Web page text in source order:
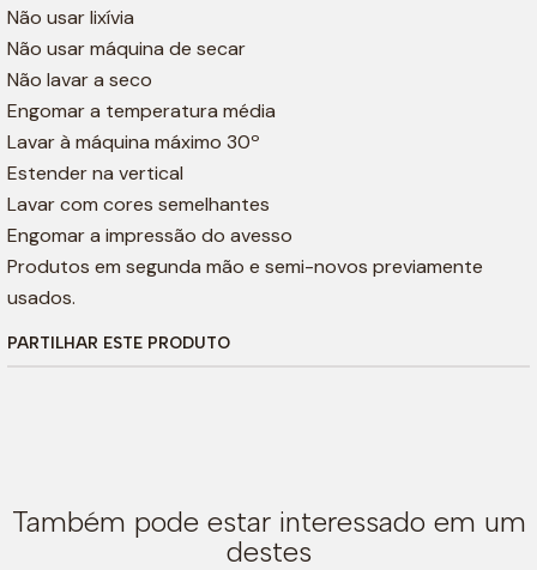
Não usar lixívia
Não usar máquina de secar
Não lavar a seco
Engomar a temperatura média
Lavar à máquina máximo 30º
Estender na vertical
Lavar com cores semelhantes
Engomar a impressão do avesso
Produtos em segunda mão e semi-novos previamente
usados.
PARTILHAR ESTE PRODUTO
Também pode estar interessado em um
destes